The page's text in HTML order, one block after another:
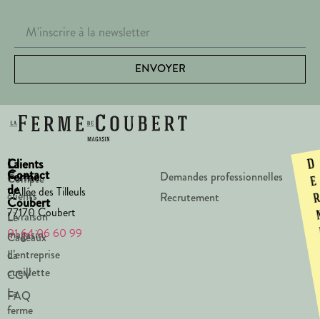
ENVOYER
La
Ferme
de
Coubert
Le
magasin
La
cueillette
La
ferme
Clients
Compte
clients
Livraison
Cadeaux
d’entreprise
CGV
FAQ
Contact
1 Allée des Tilleuls
77170 Coubert
01 64 06 60 99
Demandes professionnelles
Recrutement
D
e